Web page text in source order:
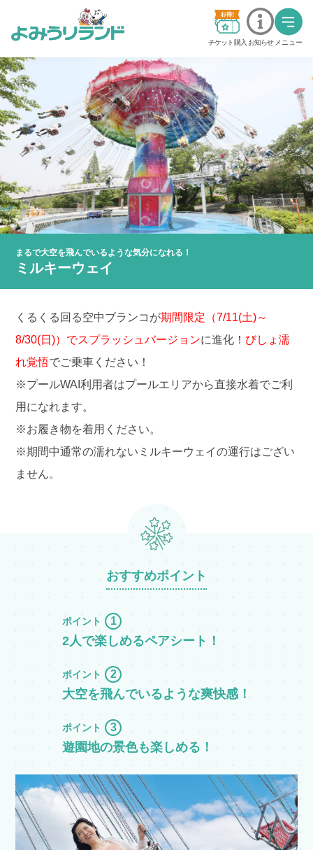
チケット購入 お知らせ メニュー
料金・チケット
営業時間・カレンダー
交通アクセス
アトラクション
グッジョバ!!
イベント
ステージショー
アシカショー
レストラン・ショップ
プールWAI
団体のお客様
園内マップ よくある質問
ゴンドラ運行状況
よみランCLUBで
お得な会員特典!
よみランCLUBとは？
まるで大空を飛んでいるような気分になれる！
ミルキーウェイ
くるくる回る空中ブランコが期間限定（7/11(土)～
8/30(日)）でスプラッシュバージョンに進化！ びしょ濡
れ覚悟でご乗車ください！
※プールWAI利用者はプールエリアから直接水着でご利
用になれます。
※お履き物を着用ください。
※期間中通常の濡れないミルキーウェイの運行はござい
ません。
おすすめポイント
ポイント 1
2人で楽しめるペアシート！
ポイント 2
大空を飛んでいるような爽快感！
ポイント 3
遊園地の景色も楽しめる！